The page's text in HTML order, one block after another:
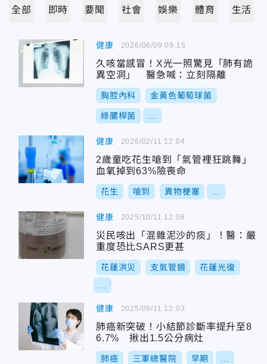
全部 即時 要聞 社會 娛樂 體育 生活
健康
久咳當感冒！X光一照驚見「肺有詭
異空洞」 醫急喊：立刻隔離
胸腔內科 金黃色葡萄球菌
綠膿桿菌
2026/06/09 09:15
健康
2歲童吃花生嗆到「氣管裡狂跳舞」
血氧掉到63%險喪命
花生 嗆到 異物梗塞
2026/02/11 12:04
健康
災民咳出「混雜泥沙的痰」！醫：嚴
重度恐比SARS更甚
花蓮洪災 支氣管鏡 花蓮光復
2025/10/11 12:06
健康
肺癌新突破！小結節診斷率提升至8
6.7% 揪出1.5公分病灶
肺癌 三軍總醫院 早期
2025/09/11 12:03